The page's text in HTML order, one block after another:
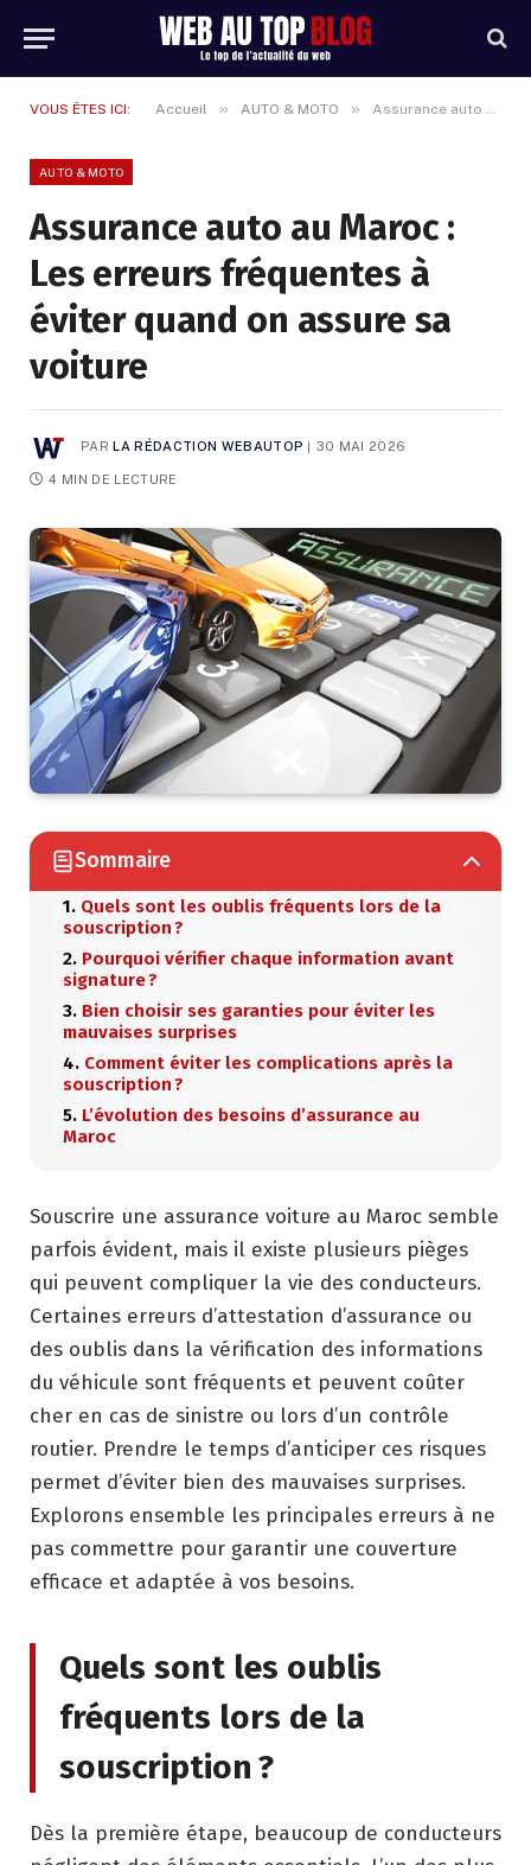
VOUS ÊTES ICI: Accueil » AUTO & MOTO » Assurance auto au Maroc : Les erreurs fréquentes à éviter quand on assure sa voiture
AUTO & MOTO
Assurance auto au Maroc :
Les erreurs fréquentes à
éviter quand on assure sa
voiture
PAR LA RÉDACTION WEBAUTOP 30 MAI 2026
4 MIN DE LECTURE
Sommaire
Quels sont les oublis fréquents lors de la
souscription ?
Pourquoi vérifier chaque information avant
signature ?
Bien choisir ses garanties pour éviter les
mauvaises surprises
Comment éviter les complications après la
souscription ?
L’évolution des besoins d’assurance au
Maroc
Souscrire une assurance voiture au Maroc semble
parfois évident, mais il existe plusieurs pièges
qui peuvent compliquer la vie des conducteurs.
Certaines erreurs d’attestation d’assurance ou
des oublis dans la vérification des informations
du véhicule sont fréquents et peuvent coûter
cher en cas de sinistre ou lors d’un contrôle
routier. Prendre le temps d’anticiper ces risques
permet d’éviter bien des mauvaises surprises.
Explorons ensemble les principales erreurs à ne
pas commettre pour garantir une couverture
efficace et adaptée à vos besoins.
Quels sont les oublis
fréquents lors de la
souscription ?
Dès la première étape, beaucoup de conducteurs